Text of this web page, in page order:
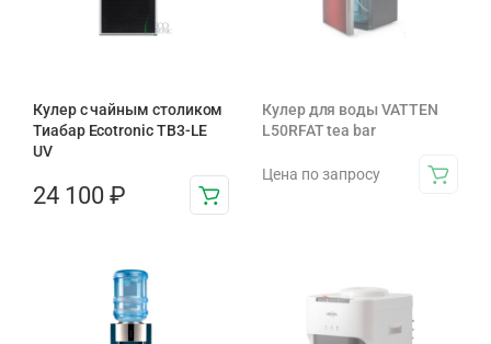
Кулер с чайным столиком
Тиабар Ecotronic TB3-LE
UV
24 100 ₽
Кулер для воды VATTEN
L50RFAT tea bar
Цена по запросу